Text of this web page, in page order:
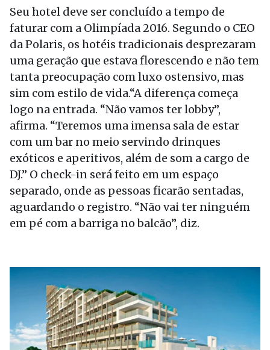
Seu hotel deve ser concluído a tempo de
faturar com a Olimpíada 2016. Segundo o CEO
da Polaris, os hotéis tradicionais desprezaram
uma geração que estava florescendo e não tem
tanta preocupação com luxo ostensivo, mas
sim com estilo de vida.“A diferença começa
logo na entrada. “Não vamos ter lobby”,
afirma. “Teremos uma imensa sala de estar
com um bar no meio servindo drinques
exóticos e aperitivos, além de som a cargo de
DJ.” O check-in será feito em um espaço
separado, onde as pessoas ficarão sentadas,
aguardando o registro. “Não vai ter ninguém
em pé com a barriga no balcão”, diz.